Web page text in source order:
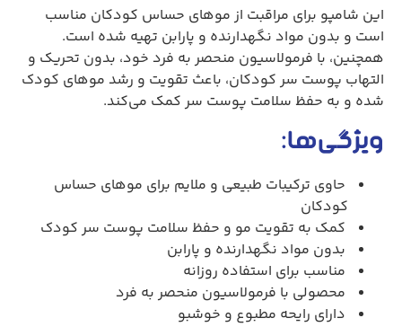
این شامپو برای مراقبت از موهای حساس کودکان مناسب
است و بدون مواد نگهدارنده و پارابن تهیه شده است.
همچنین، با فرمولاسیون منحصر به فرد خود، بدون تحریک و
التهاب پوست سر کودکان، باعث تقویت و رشد موهای کودک
شده و به حفظ سلامت پوست سر کمک می‌کند.
ویژگی‌ها:
حاوی ترکیبات طبیعی و ملايم برای موهای حساس
کودکان
کمک به تقويت مو و حفظ سلامت پوست سر کودک
بدون مواد نگهدارنده و پارابن
مناسب برای استفاده روزانه
محصولی با فرمولاسیون منحصر به فرد
دارای رایحه مطبوع و خوشبو